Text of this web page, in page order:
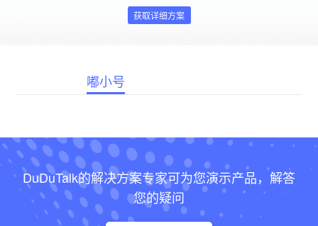
获取详细方案
嘟小号
DuDuTalk的解决方案专家可为您演示产品，解答
您的疑问